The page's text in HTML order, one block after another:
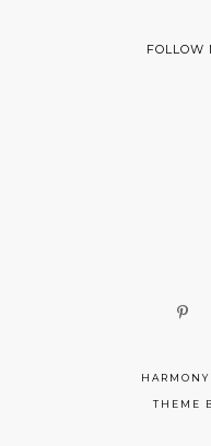
FOLLOW
THEME